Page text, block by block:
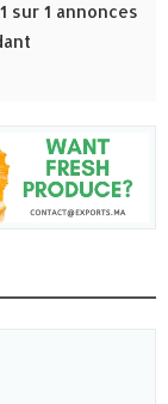
sur 1 annonces